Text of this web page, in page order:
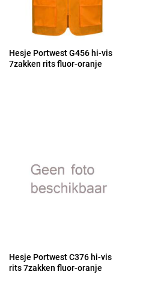
Hesje Portwest G456 hi-vis
7zakken rits fluor-oranje
Hesje Portwest C376 hi-vis
rits 7zakken fluor-oranje